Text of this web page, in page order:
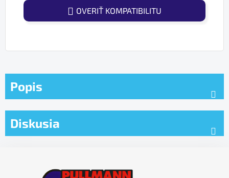
OVERIŤ KOMPATIBILITU
Popis
Diskusia